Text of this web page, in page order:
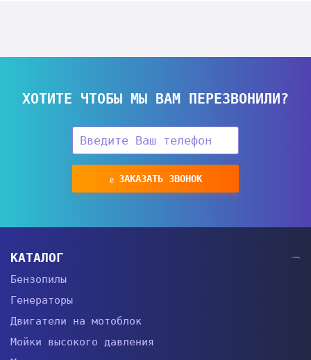
ХОТИТЕ ЧТОБЫ МЫ ВАМ ПЕРЕЗВОНИЛИ?
ЗАКАЗАТЬ ЗВОНОК
КАТАЛОГ
Бензопилы
Генераторы
Двигатели на мотоблок
Мойки высокого давления